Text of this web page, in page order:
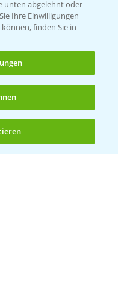
unten abgelehnt oder
Ihre Einwilligungen
finden Sie in